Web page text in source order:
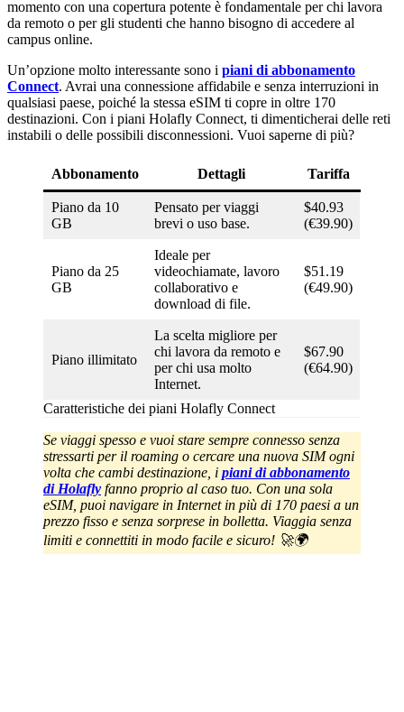
momento con una copertura potente è fondamentale per chi lavora
da remoto o per gli studenti che hanno bisogno di accedere al
campus online.
Un’opzione molto interessante sono i piani di abbonamento
Connect. Avrai una connessione affidabile e senza interruzioni in
qualsiasi paese, poiché la stessa eSIM ti copre in oltre 170
destinazioni. Con i piani Holafly Connect, ti dimenticherai delle reti
instabili o delle possibili disconnessioni. Vuoi saperne di più?
Abbonamento Dettagli Tariffa
Piano da 10
GB
Pensato per viaggi
brevi o uso base.
$40.93
(€39.90)
Piano da 25
GB
Ideale per
videochiamate, lavoro
collaborativo e
download di file.
$51.19
(€49.90)
Piano illimitato
La scelta migliore per
chi lavora da remoto e
per chi usa molto
Internet.
$67.90
(€64.90)
Caratteristiche dei piani Holafly Connect
Se viaggi spesso e vuoi stare sempre connesso senza
stressarti per il roaming o cercare una nuova SIM ogni
volta che cambi destinazione, i piani di abbonamento
di Holafly fanno proprio al caso tuo. Con una sola
eSIM, puoi navigare in Internet in più di 170 paesi a un
prezzo fisso e senza sorprese in bolletta. Viaggia senza
limiti e connettiti in modo facile e sicuro! 🚀🌍